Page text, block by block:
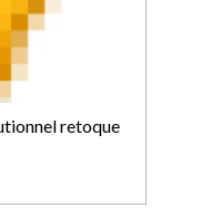
retoque